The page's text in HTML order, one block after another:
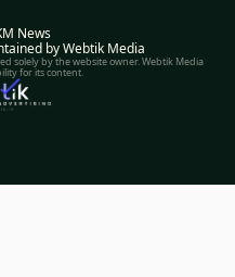
News
by Webtik Media
solely by the website owner. Webtik Media
for its content.